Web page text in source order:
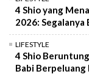
4 Shio yang
2026: Segalanya
LIFESTYLE
4 Shio
Babi Berpeluang